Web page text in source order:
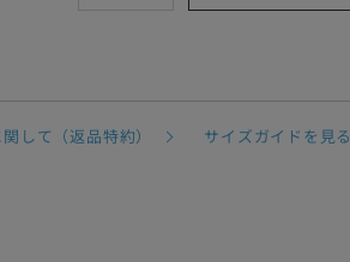
して（返品特約）
サイズガイドを見る